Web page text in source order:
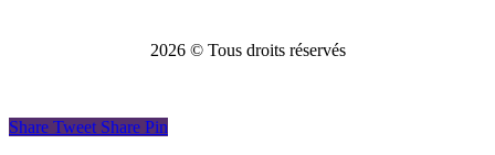
2026© Tous droits réservés
Share Tweet Share Pin